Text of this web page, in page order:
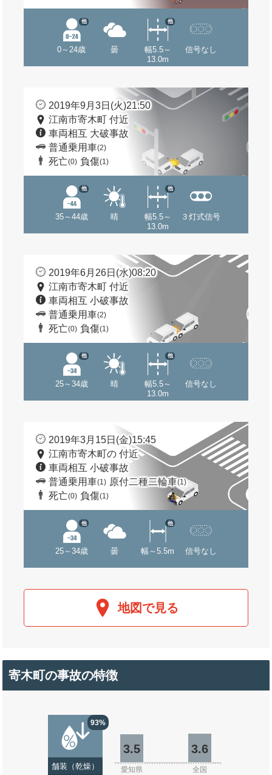
0～24歳
他
曇
幅5.5～
13.0m
他
信号なし
2019年9月3日(火)21:50
江南市寄木町 付近
車両相互 大破事故
普通乗用車(2)
死亡(0) 負傷(1)
35～44歳
他
晴
幅5.5～
13.0m
他
３灯式信号
2019年6月26日(水)08:20
江南市寄木町 付近
車両相互 小破事故
普通乗用車(2)
死亡(0) 負傷(1)
25～34歳
他
晴
幅5.5～
13.0m
他
信号なし
2019年3月15日(金)15:45
江南市寄木町の 付近
車両相互 小破事故
普通乗用車(1) 原付二種二輪車(1)
死亡(0) 負傷(1)
25～34歳
他
曇 幅～5.5m
他
信号なし
地図で見る
寄木町の事故の特徴
93%
舗装（乾燥）
3.5 3.6
愛知県 全国